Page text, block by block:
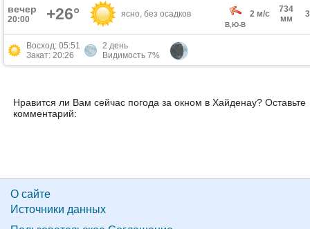
вечер
20:00 +26° ясно, без осадков
В,Ю-В
2 м/с
734
мм
Восход: 05:51
Закат: 20:26
2 день
Видимость 7%
Нравится ли Вам сейчас погода за окном в Хайденау? Оставьте
комментарий:
О сайте
Источники данных